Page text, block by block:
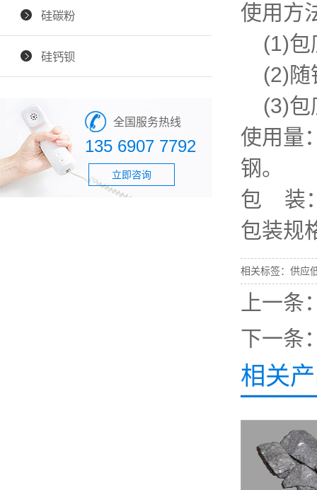
硅碳粉
硅钙钡
全国服务热线
135 6907 7792
立即咨询
使用方
(1)包
(2)随
(3)包
使用量
钢。
包 装
包装规
相关标签： 供应
上一条
下一条
相关